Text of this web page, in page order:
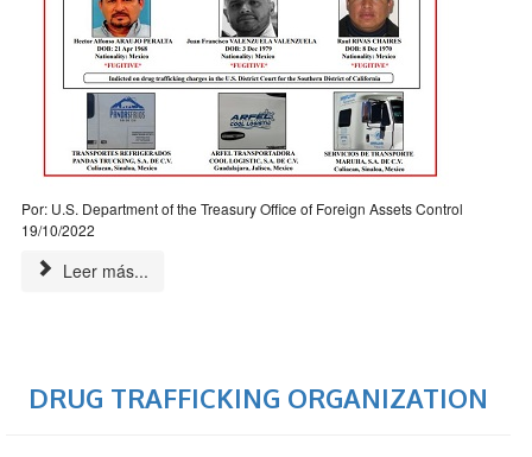
Por: U.S. Department of the Treasury Office of Foreign Assets Control
19/10/2022
Leer más...
DRUG TRAFFICKING ORGANIZATION